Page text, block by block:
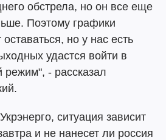
обстрела, но он все еще
Поэтому графики
но у нас есть
удастся войти в
режим", - рассказал
ситуация зависит
и не нанесет ли россия